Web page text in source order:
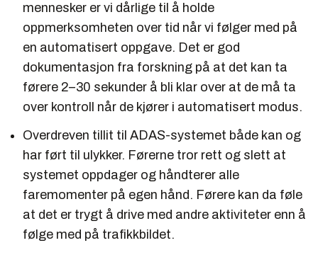
mennesker er vi dårlige til å holde
oppmerksomheten over tid når vi følger med på
en automatisert oppgave. Det er god
dokumentasjon fra forskning på at det kan ta
førere 2–30 sekunder å bli klar over at de må ta
over kontroll når de kjører i automatisert modus.
Overdreven tillit til ADAS-systemet både kan og
har ført til ulykker. Førerne tror rett og slett at
systemet oppdager og håndterer alle
faremomenter på egen hånd. Førere kan da føle
at det er trygt å drive med andre aktiviteter enn å
følge med på trafikkbildet.